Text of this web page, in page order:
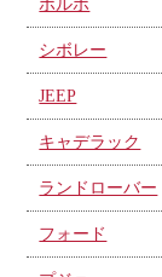
ボルボ
シボレー
JEEP
キャデラック
ランドローバー
フォード